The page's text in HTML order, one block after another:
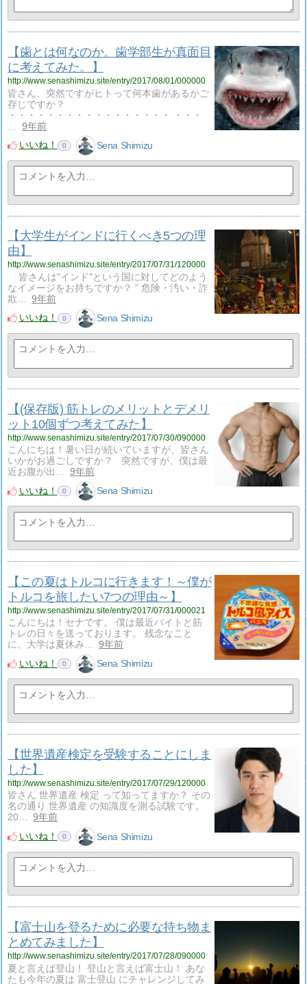
【歯とは何なのか。歯学部生が真面目
に考えてみた。】
http://www.senashimizu.site/entry/2017/08/01/000000
皆さん、突然ですがヒトって何本歯があるかご
存じですか？
・・・・・・・・・・・・・・・・・ ・・・
9年前
いいね！
0 Sena Shimizu
【大学生がインドに行くべき5つの理
由】
http://www.senashimizu.site/entry/2017/07/31/120000
皆さんは"インド"という国に対してどのよう
なイメージをお持ちですか？ ” 危険・汚い・詐
欺…
9年前
いいね！
0 Sena Shimizu
【(保存版) 筋トレのメリットとデメリ
ット10個ずつ考えてみた】
http://www.senashimizu.site/entry/2017/07/30/090000
こんにちは！暑い日が続いていますが、皆さん
いかがお過ごしですか？ 突然ですが、僕は最
近お腹が出…
9年前
いいね！
0 Sena Shimizu
【この夏はトルコに行きます！～僕が
トルコを旅したい7つの理由～】
http://www.senashimizu.site/entry/2017/07/31/000021
こんにちは！セナです。 僕は最近バイトと筋
トレの日々を送っております。 残念なこと
に、大学は夏休み…
9年前
いいね！
0 Sena Shimizu
【世界遺産検定を受験することにしま
した】
http://www.senashimizu.site/entry/2017/07/29/120000
皆さん 世界遺産 検定 って知ってますか？ その
名の通り 世界遺産 の知識度を測る試験です。
20…
9年前
いいね！
0 Sena Shimizu
【富士山を登るために必要な持ち物ま
とめてみました】
http://www.senashimizu.site/entry/2017/07/28/090000
夏と言えば登山！ 登山と言えば富士山！ あな
たも今年の夏は 富士登山 にチャレンジしてみ